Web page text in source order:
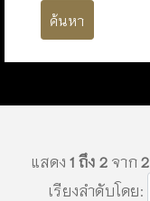
ค้นหา
แสดง1 ถึง 2จาก2
เรียงลำดับโดย: